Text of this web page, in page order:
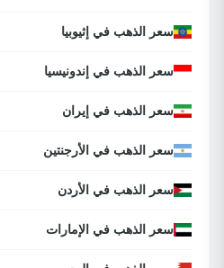
سعر الذهب في إثيوبيا
سعر الذهب في إندونيسيا
سعر الذهب في إيران
سعر الذهب في الأرجنتين
سعر الذهب في الأردن
سعر الذهب في الإمارات